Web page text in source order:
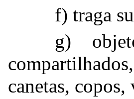
f) traga
g)
canetas,